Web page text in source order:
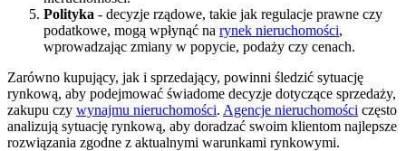
Polityka - decyzje rządowe, takie jak regulacje prawne czy
podatkowe, mogą wpłynąć na rynek nieruchomości,
wprowadzając zmiany w popycie, podaży czy cenach.
Zarówno kupujący, jak i sprzedający, powinni śledzić sytuację
rynkową, aby podejmować świadome decyzje dotyczące sprzedaży,
zakupu czy wynajmu nieruchomości. Agencje nieruchomości często
analizują sytuację rynkową, aby doradzać swoim klientom najlepsze
rozwiązania zgodne z aktualnymi warunkami rynkowymi.